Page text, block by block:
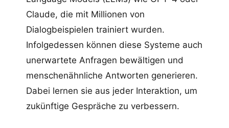
Claude, die mit Millionen von
Dialogbeispielen trainiert wurden.
Infolgedessen können diese Systeme auch
unerwartete Anfragen bewältigen und
menschenähnliche Antworten generieren.
Dabei lernen sie aus jeder Interaktion, um
zukünftige Gespräche zu verbessern.